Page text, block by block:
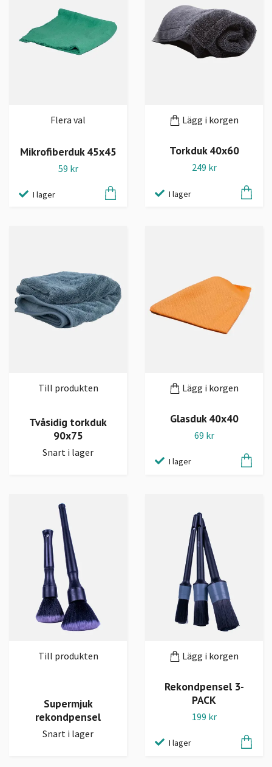
Flera val
Mikrofiberduk 45x45
59 kr
I lager
Lägg i korgen
Torkduk 40x60
249 kr
I lager
Till produkten
Tvåsidig torkduk
90x75
Snart i lager
Lägg i korgen
Glasduk 40x40
69 kr
I lager
Till produkten
Supermjuk
rekondpensel
Snart i lager
Lägg i korgen
Rekondpensel 3-
PACK
199 kr
I lager